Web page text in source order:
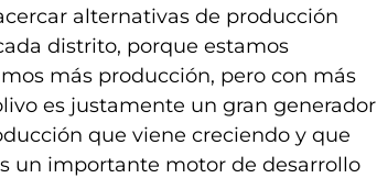
alternativas de producción
distrito, porque estamos
más producción, pero con más
es justamente un gran generador
que viene creciendo y que
un importante motor de desarrollo